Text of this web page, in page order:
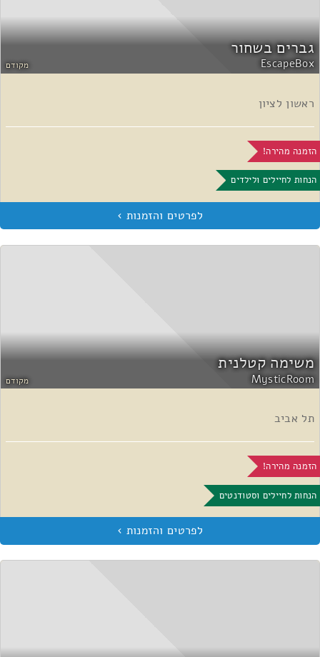
גברים בשחור
EscapeBox מקודם
ראשון לציון
הזמנה מהירה!
הנחות לחיילים ולילדים
משימה קטלנית
MysticRoom מקודם
תל אביב
הזמנה מהירה!
הנחות לחיילים וסטודנטים